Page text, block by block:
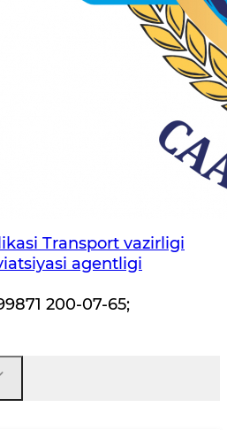
Transport vazirligi
agentligi
200-07-65;